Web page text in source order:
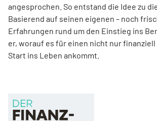
angesprochen. So entstand die Idee zu
Basierend auf seinen eigenen – noch
Erfahrungen rund um den Einstieg ins
er, worauf es für einen nicht nur
Start ins Leben ankommt.